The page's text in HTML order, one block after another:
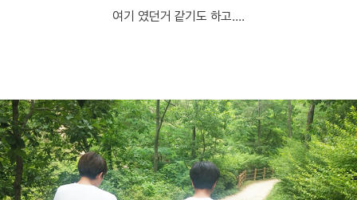
여기 였던거 같기도 하고....